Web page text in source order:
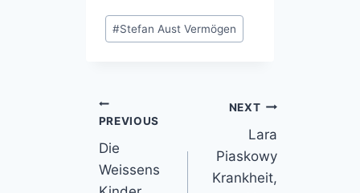
Post
Tags:
#Stefan Aust Vermögen
Post
navigation
PREVIOUS
Die
Weissens
NEXT
Lara
Piaskowy
Krankheit,